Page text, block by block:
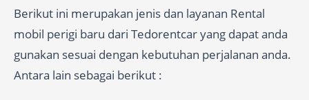
Berikut ini merupakan jenis dan layanan Rental
mobil perigi baru dari Tedorentcar yang dapat anda
gunakan sesuai dengan kebutuhan perjalanan anda.
Antara lain sebagai berikut :